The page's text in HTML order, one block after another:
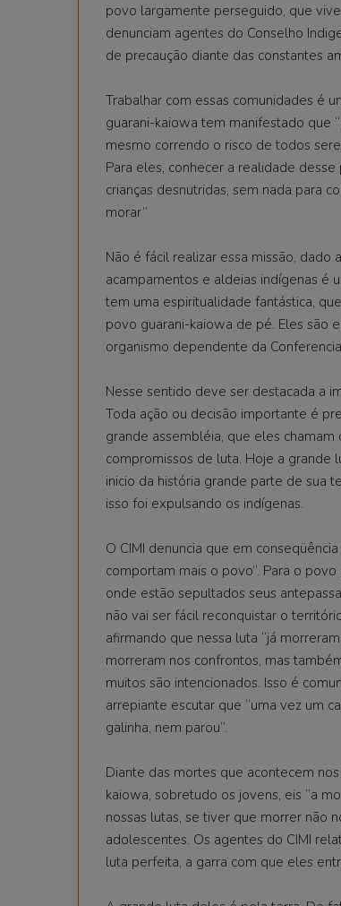
povo largamente perseguido, que
denunciam agentes do Conselho
de precaução diante das constantes
Trabalhar com essas comunidades é
guarani-kaiowa tem manifestado que
mesmo correndo o risco de todos
Para eles, conhecer a realidade
crianças desnutridas, sem nada para
morar”
Não é fácil realizar essa missão, dado
acampamentos e aldeias indígenas é
tem uma espiritualidade fantástica,
povo guarani-kaiowa de pé. Eles são
organismo dependente da
Nesse sentido deve ser destacada a
Toda ação ou decisão importante é
grande assembléia, que eles
compromissos de luta. Hoje a grande
inicio da história grande parte de sua
isso foi expulsando os indígenas.
O CIMI denuncia que em
comportam mais o povo”. Para o
onde estão sepultados seus
não vai ser fácil reconquistar o
afirmando que nessa luta “já
morreram nos confrontos, mas
muitos são intencionados. Isso é
arrepiante escutar que “uma vez um
galinha, nem parou”.
Diante das mortes que acontecem
kaiowa, sobretudo os jovens, eis “a
nossas lutas, se tiver que morrer não
adolescentes. Os agentes do CIMI
luta perfeita, a garra com que eles